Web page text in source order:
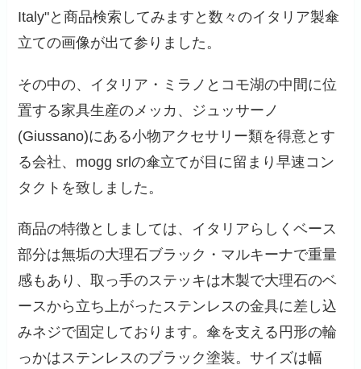
Italy"と商品検索してみますと数々のイタリア製傘
立ての画像が出て参りました。
その中の、イタリア・ミラノとコモ湖の中間に位
置する家具生産のメッカ、ジュッサーノ
(Giussano)にある小物アクセサリー類を得意とす
る会社、mogg srlの傘立てが目に留まり早速コン
タクトを致しました。
商品の特徴としましては、イタリアらしくベース
部分は無垢の大理石ブラック・マルキーナで重量
感もあり、取っ手のステッキは木製で大理石のベ
ースから立ち上がったステンレスの金具に差し込
みネジで固定しております。傘を支える円形の輪
っかはステンレスのブラック塗装。サイズは幅